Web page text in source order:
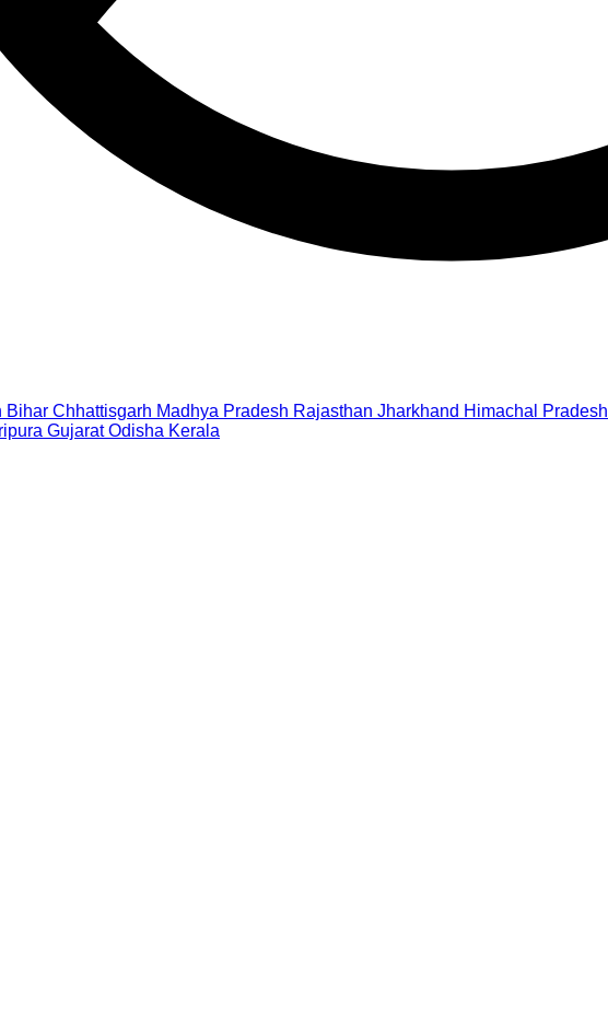
Bihar Chhattisgarh Madhya Pradesh Rajasthan Jharkhand Himachal Pradesh
Gujarat Odisha Kerala